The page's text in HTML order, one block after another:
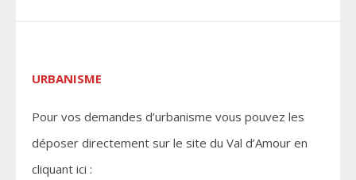
URBANISME
Pour vos demandes d’urbanisme vous pouvez les
déposer directement sur le site du Val d’Amour en
cliquant ici :